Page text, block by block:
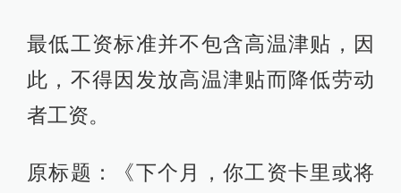
最低工资标准并不包含高温津贴，因
此，不得因发放高温津贴而降低劳动
者工资。
原标题：《下个月，你工资卡里或将